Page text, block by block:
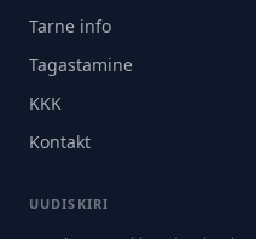
Tarne info
Tagastamine
KKK
Kontakt
UUDISKIRI